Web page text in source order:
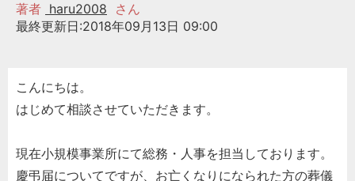
著者 haru2008
さん
最終更新日:2018年09月13日 09:00
こんにちは。
はじめて相談させていただきます。
現在小規模事業所にて総務・人事を担当しております。
慶弔届についてですが、お亡くなりになられた方の葬儀